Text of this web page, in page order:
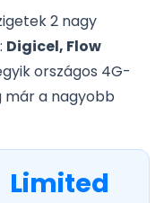
2 nagy
Digicel, Flow
országos 4G-
már a nagyobb
Limited